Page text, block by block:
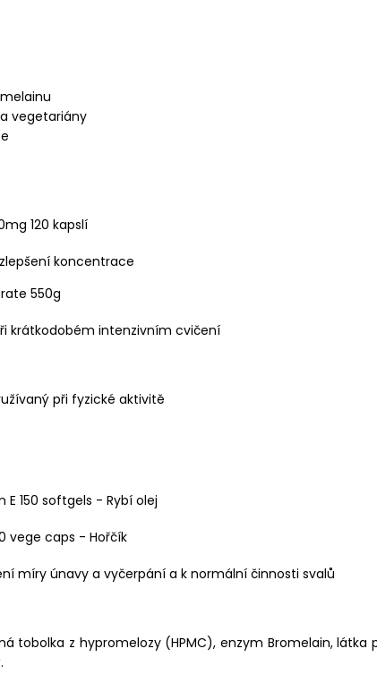
vegetariány
120 kapslí
koncentrace
550g
krátkodobém intenzivním cvičení
při fyzické aktivitě
E 150 softgels - Rybí olej
vege caps - Hořčík
míry únavy a vyčerpání a k normální činnosti svalů
tobolka z hypromelozy (HPMC), enzym Bromelain, látka